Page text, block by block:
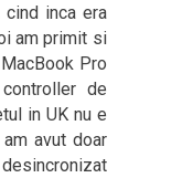
cind inca era
am primit si
Pro
de
in UK nu e
avut doar